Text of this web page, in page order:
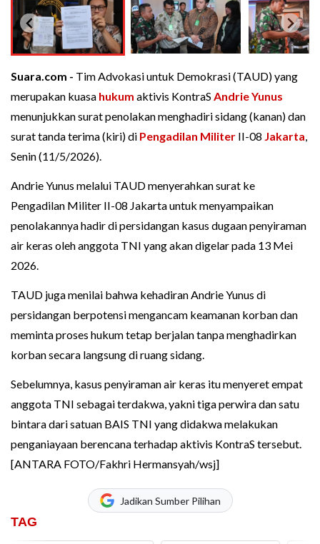
Suara.com - Tim Advokasi untuk Demokrasi (TAUD) yang
merupakan kuasa hukum aktivis KontraS Andrie Yunus
menunjukkan surat penolakan menghadiri sidang (kanan) dan
surat tanda terima (kiri) di Pengadilan Militer II-08 Jakarta,
Senin (11/5/2026).
Andrie Yunus melalui TAUD menyerahkan surat ke
Pengadilan Militer II-08 Jakarta untuk menyampaikan
penolakannya hadir di persidangan kasus dugaan penyiraman
air keras oleh anggota TNI yang akan digelar pada 13 Mei
2026.
TAUD juga menilai bahwa kehadiran Andrie Yunus di
persidangan berpotensi mengancam keamanan korban dan
meminta proses hukum tetap berjalan tanpa menghadirkan
korban secara langsung di ruang sidang.
Sebelumnya, kasus penyiraman air keras itu menyeret empat
anggota TNI sebagai terdakwa, yakni tiga perwira dan satu
bintara dari satuan BAIS TNI yang didakwa melakukan
penganiayaan berencana terhadap aktivis KontraS tersebut.
[ANTARA FOTO/Fakhri Hermansyah/wsj]
Jadikan Sumber Pilihan
TAG